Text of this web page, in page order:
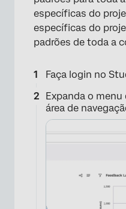
específicas do
específicas do
padrões de toda a
Faça login no
Expanda o
área de